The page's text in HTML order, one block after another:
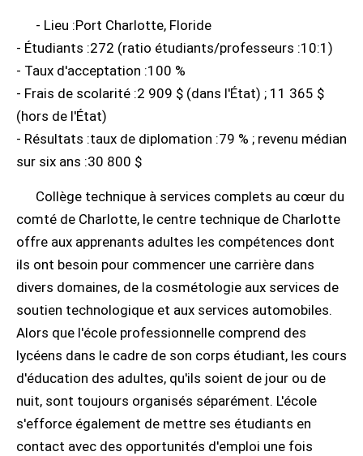
- Lieu :Port Charlotte, Floride
- Étudiants :272 (ratio étudiants/professeurs :10:1)
- Taux d'acceptation :100 %
- Frais de scolarité :2 909 $ (dans l'État) ; 11 365 $
(hors de l'État)
- Résultats :taux de diplomation :79 % ; revenu médian
sur six ans :30 800 $
Collège technique à services complets au cœur du
comté de Charlotte, le centre technique de Charlotte
offre aux apprenants adultes les compétences dont
ils ont besoin pour commencer une carrière dans
divers domaines, de la cosmétologie aux services de
soutien technologique et aux services automobiles.
Alors que l'école professionnelle comprend des
lycéens dans le cadre de son corps étudiant, les cours
d'éducation des adultes, qu'ils soient de jour ou de
nuit, sont toujours organisés séparément. L'école
s'efforce également de mettre ses étudiants en
contact avec des opportunités d'emploi une fois